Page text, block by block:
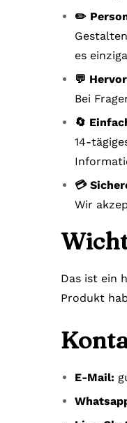
✏️
es
💬
Bei
🔄
14-
💳
Wir
Das ist ein
Produkt
E-Mail: